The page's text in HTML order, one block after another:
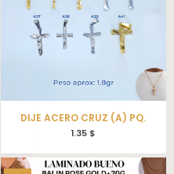
DIJE ACERO CRUZ (A) PQ.
1.35 $